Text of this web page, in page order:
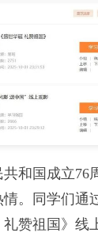
和国成立76
。同学们通
赞祖国》线